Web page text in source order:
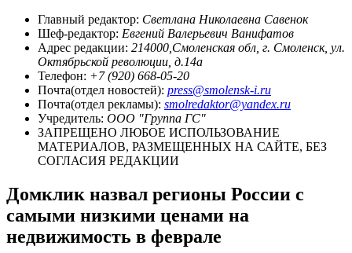
Главный редактор: Светлана Николаевна Савенок
Шеф-редактор: Евгений Валерьевич Ванифатов
Адрес редакции: 214000,Смоленская обл, г. Смоленск, ул.
Октябрьской революции, д.14а
Телефон: +7 (920) 668-05-20
Почта(отдел новостей): press@smolensk-i.ru
Почта(отдел рекламы): smolredaktor@yandex.ru
Учредитель: ООО "Группа ГС"
ЗАПРЕЩЕНО ЛЮБОЕ ИСПОЛЬЗОВАНИЕ
МАТЕРИАЛОВ, РАЗМЕЩЕННЫХ НА САЙТЕ, БЕЗ
СОГЛАСИЯ РЕДАКЦИИ
Домклик назвал регионы России с
самыми низкими ценами на
недвижимость в феврале